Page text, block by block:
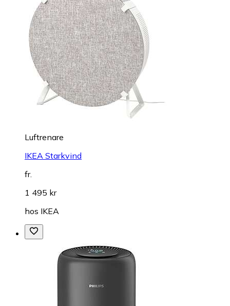
Luftrenare
IKEA Starkvind
fr.
1 495 kr
hos IKEA